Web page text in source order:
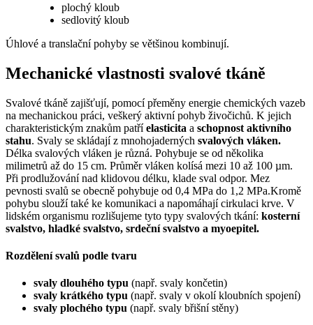
plochý kloub
sedlovitý kloub
Úhlové a translační pohyby se většinou kombinují.
Mechanické vlastnosti svalové tkáně
Svalové tkáně zajišťují, pomocí přeměny energie chemických vazeb
na mechanickou práci, veškerý aktivní pohyb živočichů. K jejich
charakteristickým znakům patříelasticita a schopnost aktivního
stahu. Svaly se skládají z mnohojaderných svalových vláken.
Délka svalových vláken je různá. Pohybuje se od několika
milimetrů až do 15 cm. Průměr vláken kolísá mezi 10 až 100 µm.
Při prodlužování nad klidovou délku, klade sval odpor. Mez
pevnosti svalů se obecně pohybuje od 0,4 MPa do 1,2 MPa.Kromě
pohybu slouží také ke komunikaci a napomáhají cirkulaci krve. V
lidském organismu rozlišujeme tyto typy svalových tkání: kosterní
svalstvo, hladké svalstvo, srdeční svalstvo a myoepitel.
Rozdělení svalů podle tvaru
svaly dlouhého typu (např. svaly končetin)
svaly krátkého typu (např. svaly v okolí kloubních spojení)
svaly plochého typu (např. svaly břišní stěny)